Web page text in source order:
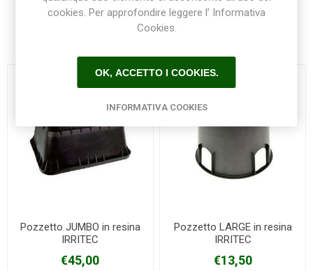
Prodotti correlati
Pozzetto JUMBO in resina
IRRITEC
€45,00
Pozzetto LARGE in resina
IRRITEC
€13,50
cookies. Per approfondire leggere l’ Informativa
Cookies.
OK, ACCETTO I COOKIES.
INFORMATIVA COOKIES